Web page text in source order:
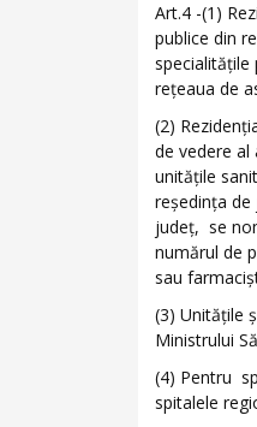
Art.4 -(1)
publice din
specialităţile
reţeaua de
(2)
de vedere al
unităţile
reşedinţa
judeţ, se
numărul de
sau
(3) Unităţile
Ministrului
(4) Pentru
spitalele